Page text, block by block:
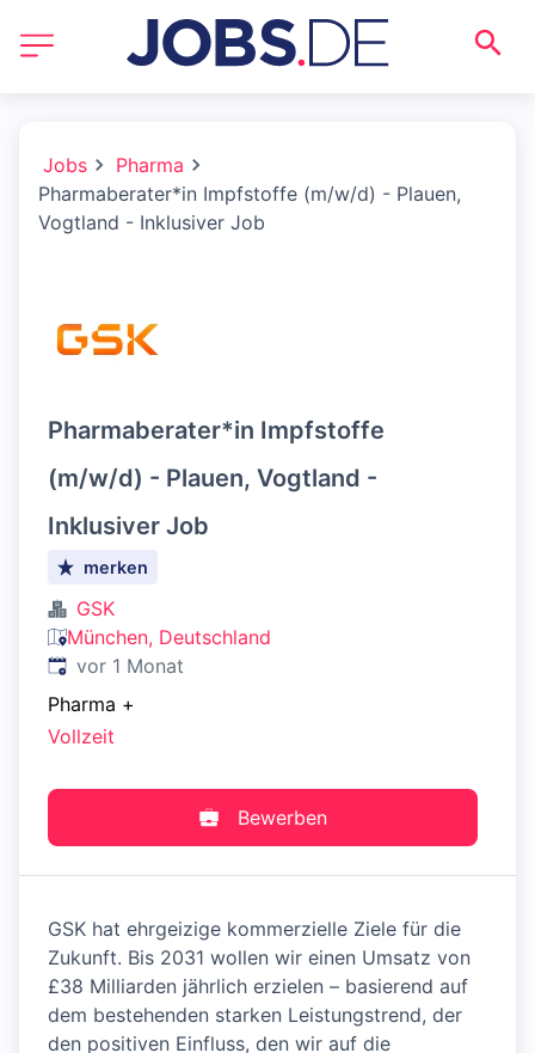
Jobs
Pharma
Pharmaberater*in Impfstoffe (m/w/d) - Plauen,
Vogtland - Inklusiver Job
Pharmaberater*in Impfstoffe
(m/w/d) - Plauen, Vogtland -
Inklusiver Job
merken
GSK
München, Deutschland
Veröffentlicht:
vor 1 Monat
Pharma +
Vollzeit
Bewerben
GSK hat ehrgeizige kommerzielle Ziele für die
Zukunft. Bis 2031 wollen wir einen Umsatz von
£38 Milliarden jährlich erzielen – basierend auf
dem bestehenden starken Leistungstrend, der
den positiven Einfluss, den wir auf die